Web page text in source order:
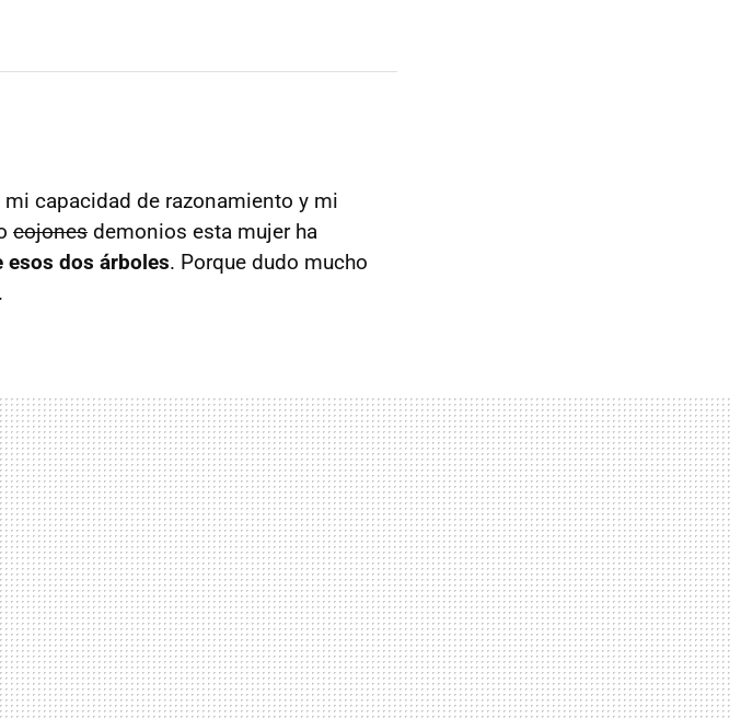
capacidad de razonamiento y mi
cojones demonios esta mujer ha
esos dos árboles. Porque dudo mucho